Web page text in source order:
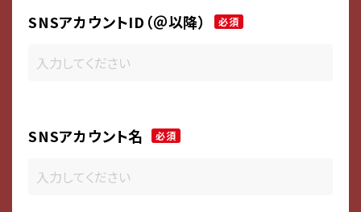
SNSアカウントID（＠以降） 必須
SNSアカウント名 必須